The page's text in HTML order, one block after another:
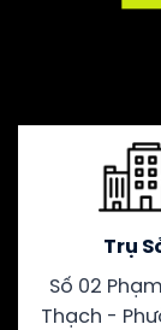
Trụ
Số 02
Thạch -